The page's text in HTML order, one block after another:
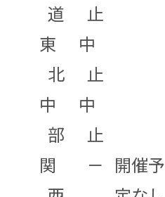
道
止
東
北
中
止
中
部
中
止
関
－ 開催予